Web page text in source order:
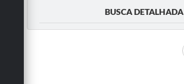
BUSCA DETALHADA